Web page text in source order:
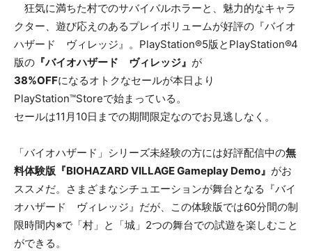
狂気に満ちた村でのサバイバルホラーと、魅力的なキャラ
クター、遊び応えのあるプレイボリュームが好評の『バイオ
ハザード ヴィレッジ』。PlayStation®5版とPlayStation®4
版の 『バイオハザード ヴィレッジ』 が
38%OFFになるオトクなセールが本日より
PlayStation™Storeで始まっている。
セールは11月10日までの期間限定なのでお見逃しなく。
「バイオハザード」シリーズ未経験の方には好評配信中の無
料体験版『BIOHAZARD VILLAGE Gameplay Demo』 がお
ススメだ。さまざまなシチュエーションが舞台となる『バイ
オハザード ヴィレッジ』だが、この体験版では60分間の制
限時間内※で「村」と「城」2つの舞台での試遊を楽しむこと
ができる。